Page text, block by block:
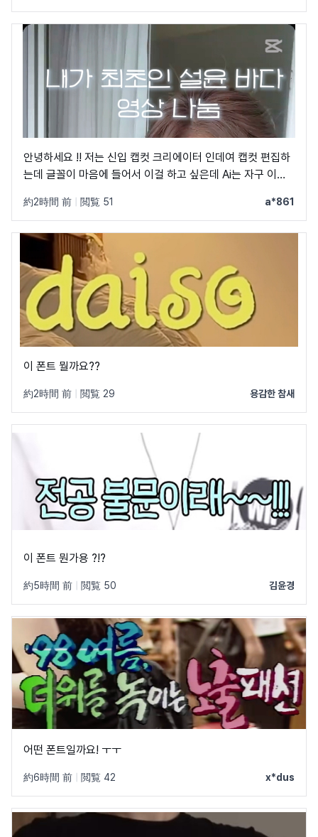
안녕하세요 !! 저는 신입 캡컷 크리에이터 인데여 캡컷 편집하
는데 글꼴이 마음에 들어서 이걸 하고 싶은데 Ai는 자구 이상
이 글꼴 가지고싶어요 ㅠ ㅂ ㅠ
約2時間 前 閲覧 51 a*861
이 폰트 뭘까요??
約2時間 前 閲覧 29 용감한 참새
이 폰트 뭔가용 ?!?
約5時間 前 閲覧 50 김윤경
어떤 폰트일까요! ㅜㅜ
約6時間 前 閲覧 42 x*dus